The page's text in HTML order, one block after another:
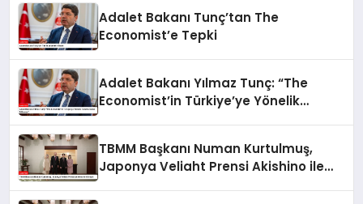
Adalet Bakanı Tunç’tan The
Economist’e Tepki
Adalet Bakanı Yılmaz Tunç: “The
Economist’in Türkiye’ye Yönelik
TBMM Başkanı Numan Kurtulmuş,
Japonya Veliaht Prensi Akishino ile